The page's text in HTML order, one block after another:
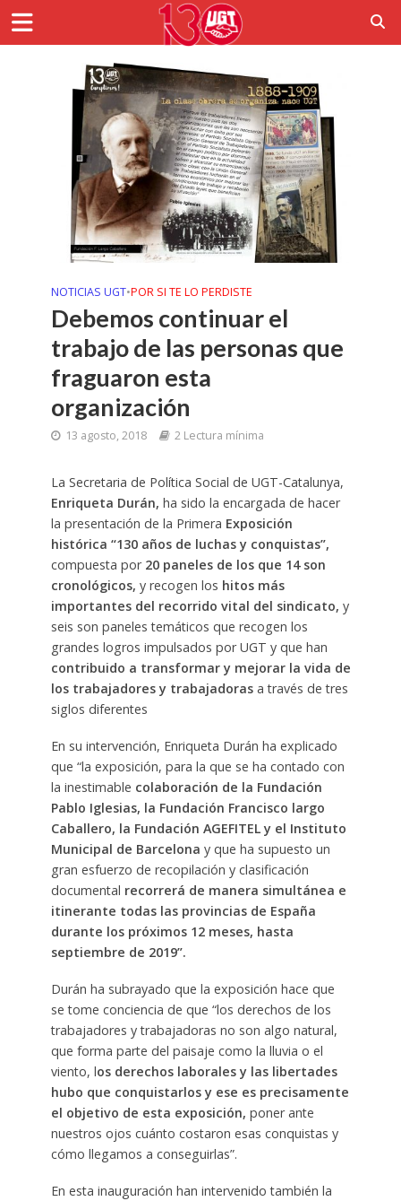
NOTICIAS UGT•POR SI TE LO PERDISTE
Debemos continuar el
trabajo de las personas que
fraguaron esta
organización
13 agosto, 2018 2 Lectura mínima
La Secretaria de Política Social de UGT-Catalunya,
Enriqueta Durán, ha sido la encargada de hacer
la presentación de la Primera Exposición
histórica “130 años de luchas y conquistas”,
compuesta por 20 paneles de los que 14 son
cronológicos, y recogen los hitos más
importantes del recorrido vital del sindicato, y
seis son paneles temáticos que recogen los
grandes logros impulsados por UGT y que han
contribuido a transformar y mejorar la vida de
los trabajadores y trabajadorasa través de tres
siglos diferentes
En su intervención, Enriqueta Durán ha explicado
que “la exposición, para la que se ha contado con
la inestimable colaboración de la Fundación
Pablo Iglesias, la Fundación Francisco largo
Caballero, la Fundación AGEFITEL y el Instituto
Municipal de Barcelona y que ha supuesto un
gran esfuerzo de recopilación y clasificación
documental recorrerá de manera simultánea e
itinerante todas las provincias de España
durante los próximos 12 meses, hasta
septiembre de 2019”.
Durán ha subrayado que la exposición hace que
se tome conciencia de que “los derechos de los
trabajadores y trabajadoras no son algo natural,
que forma parte del paisaje como la lluvia o el
viento, los derechos laborales y las libertades
hubo que conquistarlos y ese es precisamente
el objetivo de esta exposición, poner ante
nuestros ojos cuánto costaron esas conquistas y
cómo llegamos a conseguirlas”.
En esta inauguración han intervenido también la